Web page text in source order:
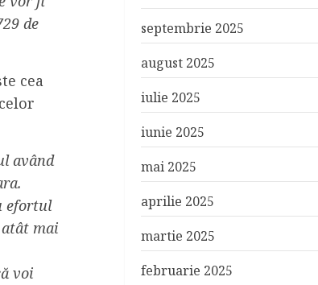
de
cea
având
efortul
mai
voi
septembrie 2025
august 2025
iulie 2025
iunie 2025
mai 2025
aprilie 2025
martie 2025
februarie 2025